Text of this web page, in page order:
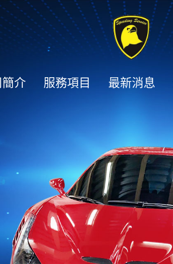
介 服務項目 最新消息